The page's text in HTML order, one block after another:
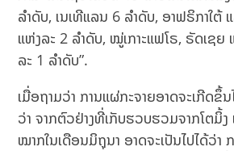
ລຳດັບ, ເນເທີແລນ 6 ລຳດັບ, ອາຟຣິກາໃຕ້
ແຫ່ງລະ 2 ລຳດັບ, ໝູ່ເກາະແຟໂຣ, ຣັດເຊຍ
ລະ 1 ລຳດັບ”.
ເມື່ອຖາມວ່າ ການແຜ່ກະຈາຍອາດຈະເກີດຂຶ້
ວ່າ ຈາກຕົວຢ່າງທີ່ເກັບຮວບຮວມຈາກໂຕມິ້ງ
ໝາກໃນເດືອນມິຖຸນາ ອາດຈະເປັນໄປໄດ້ວ່າ